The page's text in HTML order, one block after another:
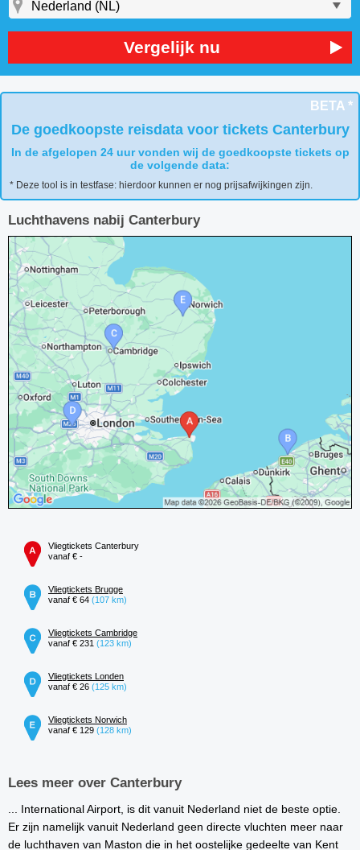
Vergelijk nu
BETA *
De goedkoopste reisdata voor tickets Canterbury
In de afgelopen 24 uur vonden wij de goedkoopste tickets op
de volgende data:
* Deze tool is in testfase: hierdoor kunnen er nog prijsafwijkingen zijn.
Luchthavens nabij Canterbury
Vliegtickets Canterbury
vanaf € -
Vliegtickets Brugge
vanaf € 64 (107 km)
Vliegtickets Cambridge
vanaf € 231 (123 km)
Vliegtickets Londen
vanaf € 26 (125 km)
Vliegtickets Norwich
vanaf € 129 (128 km)
Lees meer over Canterbury
... International Airport, is dit vanuit Nederland niet de beste optie.
Er zijn namelijk vanuit Nederland geen directe vluchten meer naar
de luchthaven van Maston die in het oostelijke gedeelte van Kent